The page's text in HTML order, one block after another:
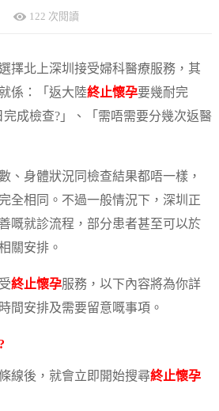
122 次閱讀
擇北上深圳接受婦科醫療服務，其
係：「返大陸終止懷孕要幾耐完
成檢查?」、「需唔需要分幾次返醫
、身體狀況同檢查結果都唔一樣，
全相同。不過一般情況下，深圳正
嘅就診流程，部分患者甚至可以於
關安排。
終止懷孕服務，以下內容將為你詳
間安排及需要留意嘅事項。
線後，就會立即開始搜尋終止懷孕